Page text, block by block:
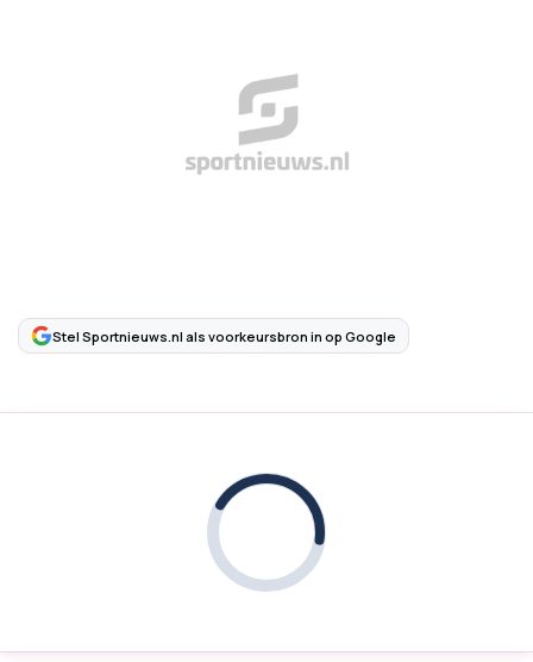
Stel Sportnieuws.nl als voorkeursbron in op Google